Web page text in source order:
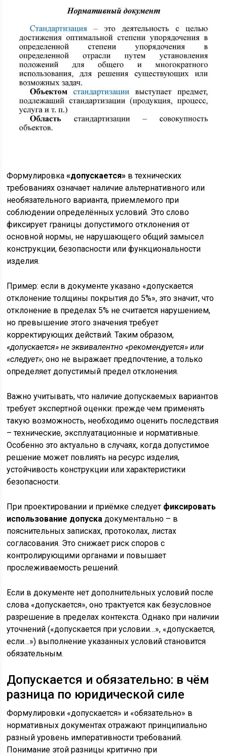
Формулировка«допускается» в технических
требованиях означает наличие альтернативного или
необязательного варианта, приемлемого при
соблюдении определённых условий. Это слово
фиксирует границы допустимого отклонения от
основной нормы, не нарушающего общий замысел
конструкции, безопасности или функциональности
изделия.
Пример: если в документе указано «допускается
отклонение толщины покрытия до 5%», это значит, что
отклонение в пределах 5% не считается нарушением,
но превышение этого значения требует
корректирующих действий. Таким образом,
«допускается» не эквивалентно «рекомендуется» или
«следует»; оно не выражает предпочтение, а только
определяет допустимый предел отклонения.
Важно учитывать, что наличие допускаемых вариантов
требует экспертной оценки: прежде чем применять
такую возможность, необходимо оценить последствия
– технические, эксплуатационные и нормативные.
Особенно это актуально в случаях, когда допустимое
решение может повлиять на ресурс изделия,
устойчивость конструкции или характеристики
безопасности.
При проектировании и приёмке следует фиксировать
использование допуска документально – в
пояснительных записках, протоколах, листах
согласования. Это снижает риск споров с
контролирующими органами и повышает
прослеживаемость решений.
Если в документе нет дополнительных условий после
слова «допускается», оно трактуется как безусловное
разрешение в пределах контекста. Однако при наличии
уточнений («допускается при условии…», «допускается,
если…») выполнение указанных условий становится
обязательным.
Допускается и обязательно: в чём
разница по юридической силе
Формулировки «допускается» и «обязательно» в
нормативных документах отражают принципиально
разный уровень императивности требований.
Понимание этой разницы критично при